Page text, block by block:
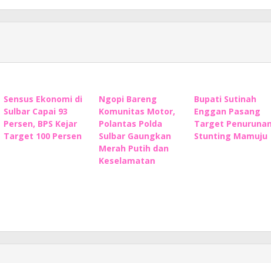
Sensus Ekonomi di
Sulbar Capai 93
Persen, BPS Kejar
Target 100 Persen
Ngopi Bareng
Komunitas Motor,
Polantas Polda
Sulbar Gaungkan
Merah Putih dan
Keselamatan
Bupati Sutinah
Enggan Pasang
Target
Stunting Mamuju